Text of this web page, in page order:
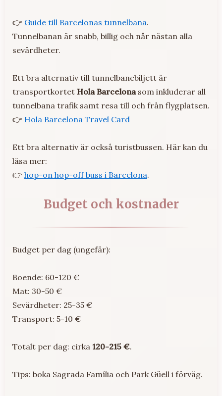
👉 Guide till Barcelonas tunnelbana.
Tunnelbanan är snabb, billig och når nästan alla
sevärdheter.
Ett bra alternativ till tunnelbanebiljett är
transportkortet Hola Barcelonasom inkluderar all
tunnelbana trafik samt resa till och från flygplatsen.
👉 Hola Barcelona Travel Card
Ett bra alternativ är också turistbussen. Här kan du
läsa mer:
👉 hop-on hop-off buss i Barcelona.
Budget och kostnader
Budget per dag (ungefär):
Boende: 60-120 €
Mat: 30-50 €
Sevärdheter: 25-35 €
Transport: 5-10 €
Totalt per dag: cirka 120-215 €.
Tips: boka Sagrada Família och Park Güell i förväg.